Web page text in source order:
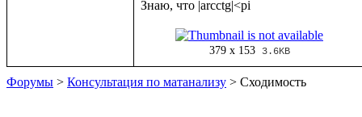
379 x 153 3.6KB
Форумы > Консультация по матанализу > Сходимость